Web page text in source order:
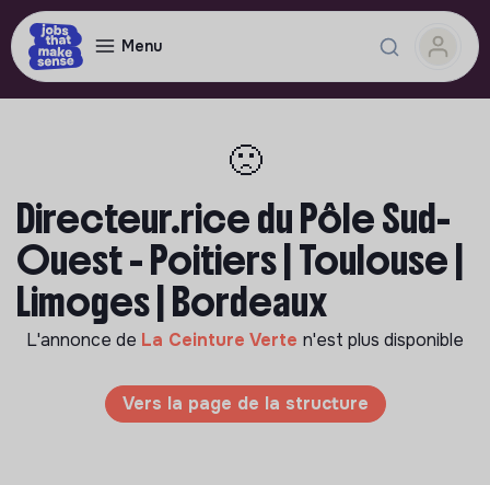
Menu
🙁
Directeur.rice du Pôle Sud-
Ouest - Poitiers | Toulouse |
Limoges | Bordeaux
L'annonce de La Ceinture Verte n'est plus disponible
Vers la page de la structure